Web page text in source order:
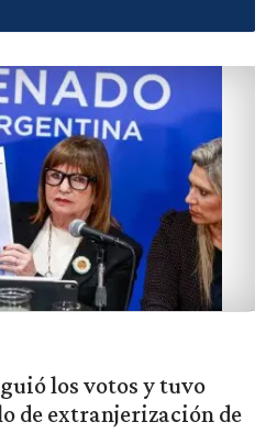
los votos y tuvo
de extranjerización de